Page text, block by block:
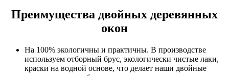
Преимущества двойных деревянных
окон
На 100% экологичны и практичны. В производстве
используем отборный брус, экологически чистые лаки,
краски на водной основе, что делает наши двойные